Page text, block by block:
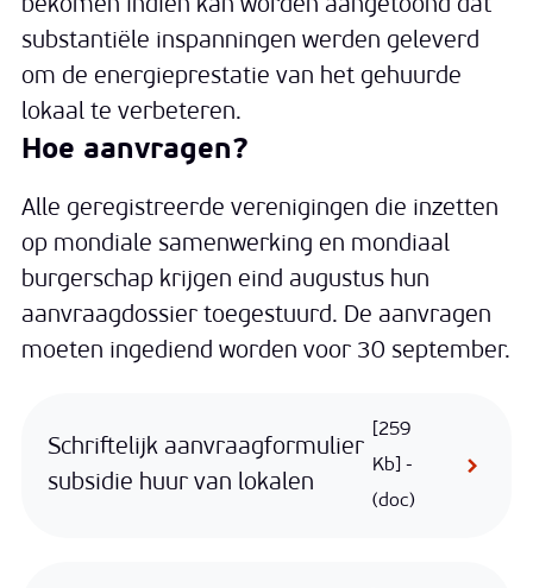
bekomen indien kan worden aangetoond dat
substantiële inspanningen werden geleverd
om de energieprestatie van het gehuurde
lokaal te verbeteren.
Hoe aanvragen?
Alle geregistreerde verenigingen die inzetten
op mondiale samenwerking en mondiaal
burgerschap krijgen eind augustus hun
aanvraagdossier toegestuurd. De aanvragen
moeten ingediend worden voor 30 september.
Schriftelijk aanvraagformulier
subsidie huur van lokalen
259
Kb
(doc)